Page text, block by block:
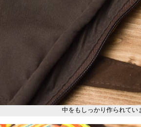
中をもしっかり作られてい